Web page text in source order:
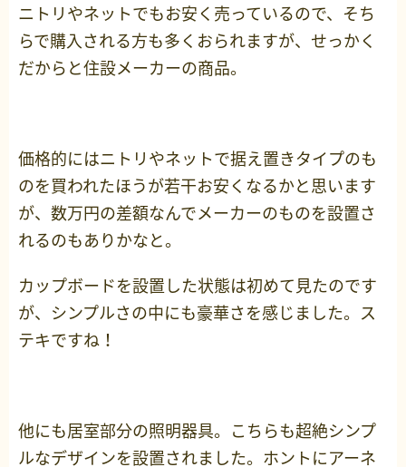
ニトリやネットでもお安く売っているので、そち
らで購入される方も多くおられますが、せっかく
だからと住設メーカーの商品。
価格的にはニトリやネットで据え置きタイプのも
のを買われたほうが若干お安くなるかと思います
が、数万円の差額なんでメーカーのものを設置さ
れるのもありかなと。
カップボードを設置した状態は初めて見たのです
が、シンプルさの中にも豪華さを感じました。ス
テキですね！
他にも居室部分の照明器具。こちらも超絶シンプ
ルなデザインを設置されました。ホントにアーネ